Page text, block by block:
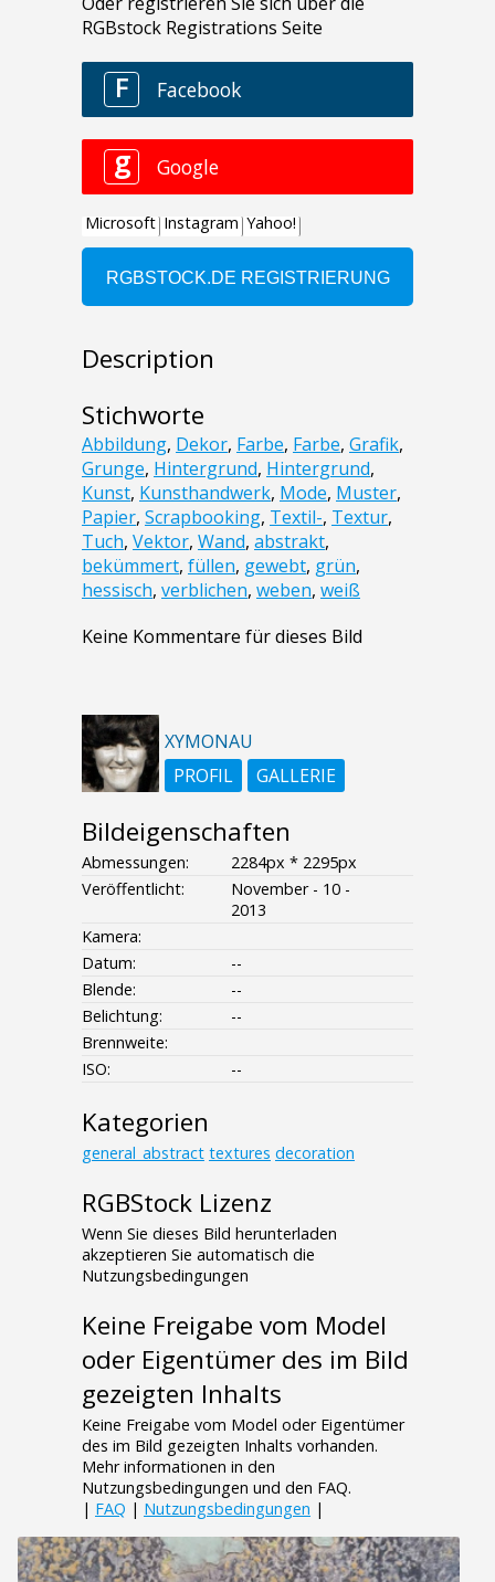
Description
Stichworte
Abbildung, Dekor, Farbe, Farbe, Grafik,
Grunge, Hintergrund, Hintergrund,
Kunst, Kunsthandwerk, Mode, Muster,
Papier, Scrapbooking, Textil-, Textur,
Tuch, Vektor, Wand, abstrakt,
bekümmert, füllen, gewebt, grün,
hessisch, verblichen, weben, weiß
Keine Kommentare für dieses Bild
XYMONAU
PROFIL
GALLERIE
Bildeigenschaften
Abmessungen:
2284px * 2295px
Veröffentlicht:
November - 10 -
2013
Kamera:
Datum:
--
Blende:
--
Belichtung:
--
Brennweite:
ISO:
--
Kategorien
general_abstract textures decoration
RGBStock Lizenz
Wenn Sie dieses Bild herunterladen
akzeptieren Sie automatisch die
Nutzungsbedingungen
Keine Freigabe vom Model
oder Eigentümer des im Bild
gezeigten Inhalts
Keine Freigabe vom Model oder Eigentümer
des im Bild gezeigten Inhalts vorhanden.
Mehr informationen in den
Nutzungsbedingungen und den FAQ.
| FAQ | Nutzungsbedingungen |